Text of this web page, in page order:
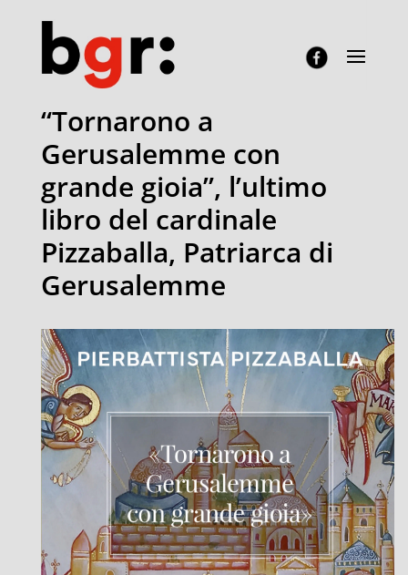
“Tornarono a
Gerusalemme con
grande gioia”, l’ultimo
libro del cardinale
Pizzaballa, Patriarca di
Gerusalemme